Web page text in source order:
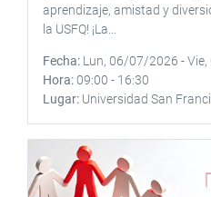
aprendizaje, amistad y
la USFQ! ¡La...
Fecha Lun, 06/07/2026 -
Hora 09:00 - 16:30
Lugar Universidad San